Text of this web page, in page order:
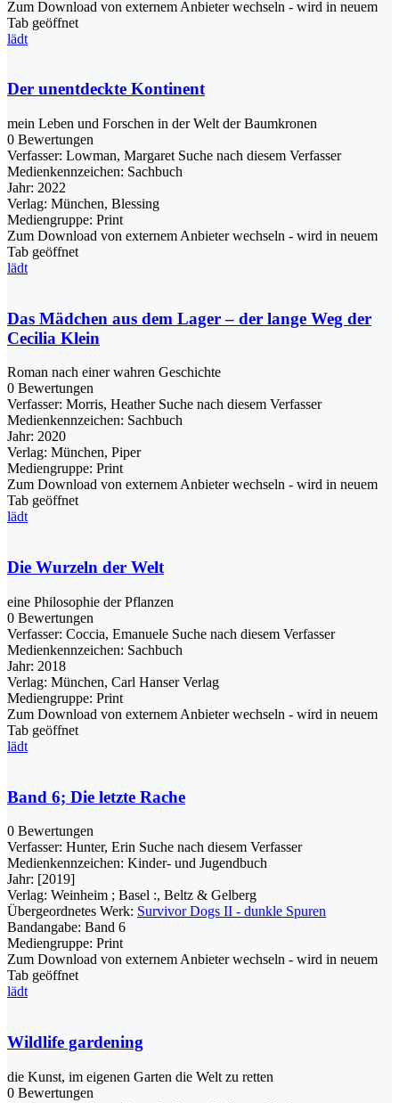
Zum Download von externem Anbieter wechseln - wird in neuem
Tab geöffnet
lädt
Der unentdeckte Kontinent
mein Leben und Forschen in der Welt der Baumkronen
0 Bewertungen
Verfasser: Lowman, Margaret Suche nach diesem Verfasser
Medienkennzeichen: Sachbuch
Jahr: 2022
Verlag: München, Blessing
Mediengruppe: Print
Zum Download von externem Anbieter wechseln - wird in neuem
Tab geöffnet
lädt
Das Mädchen aus dem Lager – der lange Weg der
Cecilia Klein
Roman nach einer wahren Geschichte
0 Bewertungen
Verfasser: Morris, Heather Suche nach diesem Verfasser
Medienkennzeichen: Sachbuch
Jahr: 2020
Verlag: München, Piper
Mediengruppe: Print
Zum Download von externem Anbieter wechseln - wird in neuem
Tab geöffnet
lädt
Die Wurzeln der Welt
eine Philosophie der Pflanzen
0 Bewertungen
Verfasser: Coccia, Emanuele Suche nach diesem Verfasser
Medienkennzeichen: Sachbuch
Jahr: 2018
Verlag: München, Carl Hanser Verlag
Mediengruppe: Print
Zum Download von externem Anbieter wechseln - wird in neuem
Tab geöffnet
lädt
Band 6; Die letzte Rache
0 Bewertungen
Verfasser: Hunter, Erin Suche nach diesem Verfasser
Medienkennzeichen: Kinder- und Jugendbuch
Jahr: [2019]
Verlag: Weinheim ; Basel :, Beltz & Gelberg
Übergeordnetes Werk: Survivor Dogs II - dunkle Spuren
Bandangabe: Band 6
Mediengruppe: Print
Zum Download von externem Anbieter wechseln - wird in neuem
Tab geöffnet
lädt
Wildlife gardening
die Kunst, im eigenen Garten die Welt zu retten
0 Bewertungen